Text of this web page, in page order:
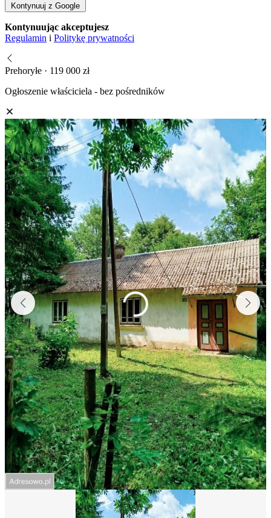
Kontynuuj z Google
Kontynuując akceptujesz
Regulamin i Politykę prywatności
Prehoryłe · 119 000 zł
Ogłoszenie właściciela - bez pośredników